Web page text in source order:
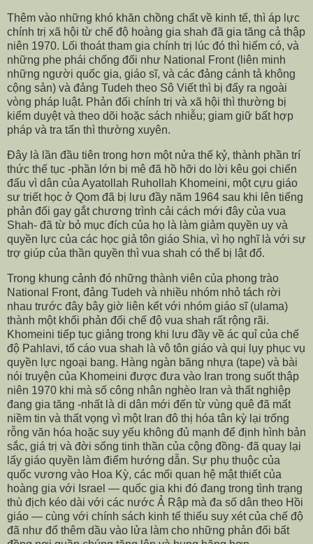
Thêm vào những khó khăn chồng chất về kinh tế, thì áp lực
chính trị xã hội từ chế độ hoàng gia shah đã gia tăng cả thập
niên 1970. Lối thoát tham gia chính trị lúc đó thì hiếm có, và
những phe phái chống đối như National Front (liên minh
những người quốc gia, giáo sĩ, và các đảng cánh tả không
cộng sản) và đảng Tudeh theo Sô Viết thì bị đẩy ra ngoài
vòng pháp luật. Phản đối chính trị và xã hội thì thường bị
kiểm duyệt và theo dõi hoặc sách nhiễu; giam giữ bất hợp
pháp và tra tấn thì thường xuyên.
Đây là lần đầu tiên trong hơn một nửa thế kỷ, thành phần trí
thức thế tục -phần lớn bị mê đã hồ hỡi do lời kêu gọi chiến
đấu vì dân của Ayatollah Ruhollah Khomeini, một cựu giáo
sư triết học ở Qom đã bị lưu đầy năm 1964 sau khi lên tiếng
phản đối gay gắt chương trình cải cách mới đây của vua
Shah- đã từ bỏ mục đích của họ là làm giảm quyền uy và
quyền lực của các học giả tôn giáo Shia, vì họ nghĩ là với sự
trợ giúp của thần quyền thì vua shah có thể bị lật đổ.
Trong khung cảnh đó những thành viên của phong trào
National Front, đảng Tudeh và nhiều nhóm nhỏ tách rời
nhau trước đây bây giờ liên kết với nhóm giáo sĩ (ulama)
thành một khối phản đối chế độ vua shah rất rộng rãi.
Khomeini tiếp tục giảng trong khi lưu đầy về ác quỉ của chế
độ Pahlavi, tố cáo vua shah là vô tôn giáo và quị lụy phục vụ
quyền lực ngoại bang. Hàng ngàn băng nhựa (tape) và bài
nói truyện của Khomeini được đưa vào Iran trong suốt thập
niên 1970 khi mà số công nhân nghèo Iran và thất nghiệp
đang gia tăng -nhất là di dân mới đến từ vùng quê đã mất
niềm tin và thất vọng vì một Iran đô thị hóa tân kỳ lại trống
rỗng văn hóa hoặc suy yếu không đủ mạnh để định hình bản
sắc, giá trị và đời sống tinh thần của cộng đồng- đã quay lại
lấy giáo quyền làm điểm hướng dẫn. Sự phụ thuộc của
quốc vương vào Hoa Kỳ, các mối quan hệ mật thiết của
hoàng gia với Israel — quốc gia khi đó đang trong tình trạng
thù địch kéo dài với các nước Ả Rập mà đa số dân theo Hồi
giáo — cùng với chính sách kinh tế thiếu suy xét của chế độ
đã như đổ thêm dầu vào lửa làm cho những phản đối bất